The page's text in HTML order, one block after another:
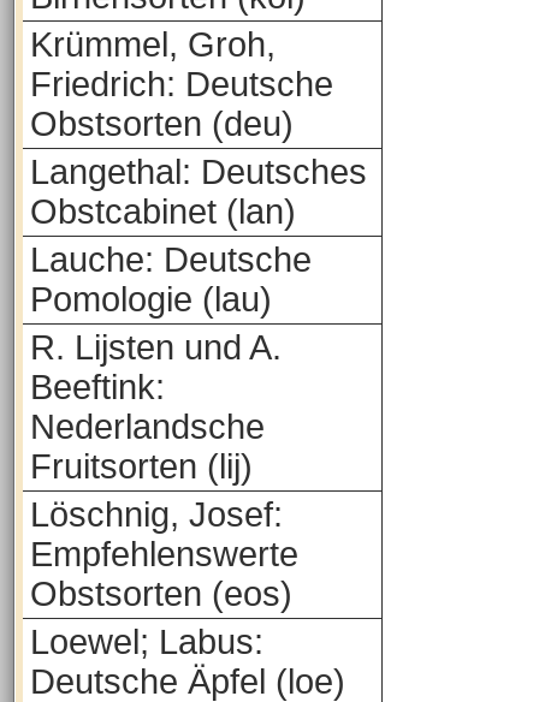
Krümmel, Groh,
Friedrich: Deutsche
Obstsorten (deu)
Langethal: Deutsches
Obstcabinet (lan)
Lauche: Deutsche
Pomologie (lau)
R. Lijsten und A.
Beeftink:
Nederlandsche
Fruitsorten (lij)
Löschnig, Josef:
Empfehlenswerte
Obstsorten (eos)
Loewel; Labus:
Deutsche Äpfel (loe)